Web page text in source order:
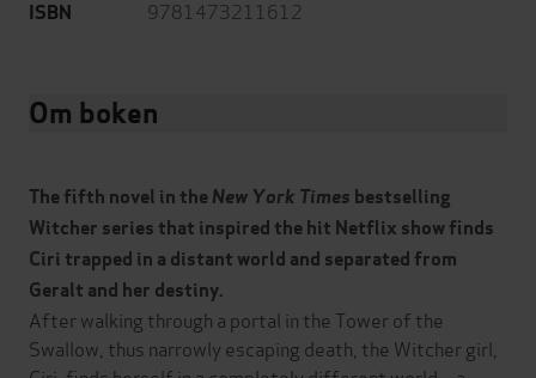
ISBN 9781473211612
Om boken
The fifth novel in theNew York Times bestselling
Witcher series that inspired the hit Netflix show finds
Ciri trapped in a distant world and separated from
Geralt and her destiny.
After walking through a portal in the Tower of the
Swallow, thus narrowly escaping death, the Witcher girl,